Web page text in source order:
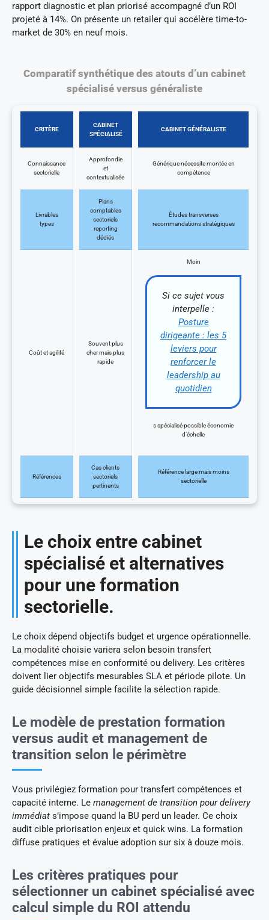
rapport diagnostic et plan priorisé accompagné d’un ROI
projeté à 14%. On présente un retailer qui accélère time-to-
market de 30% en neuf mois.
Comparatif synthétique des atouts d’un cabinet
spécialisé versus généraliste
CRITÈRE
CABINET
SPÉCIALISÉ
CABINET GÉNÉRALISTE
Connaissance
sectorielle
Approfondie
et
contextualisée
Générique nécessite montée en
compétence
Livrables
types
Plans
comptables
sectoriels
reporting
dédiés
Études transverses
recommandations stratégiques
Coût et agilité
Souvent plus
cher mais plus
rapide
Moin
Si ce sujet vous
interpelle :
Posture
dirigeante : les 5
leviers pour
renforcer le
leadership au
quotidien
s spécialisé possible économie
d’échelle
Références
Cas clients
sectoriels
pertinents
Référence large mais moins
sectorielle
Le choix entre cabinet
spécialisé et alternatives
pour une formation
sectorielle.
Le choix dépend objectifs budget et urgence opérationnelle.
La modalité choisie variera selon besoin transfert
compétences mise en conformité ou delivery. Les critères
doivent lier objectifs mesurables SLA et période pilote. Un
guide décisionnel simple facilite la sélection rapide.
Le modèle de prestation formation
versus audit et management de
transition selon le périmètre
Vous privilégiez formation pour transfert compétences et
capacité interne. Le management de transition pour delivery
immédiat s’impose quand la BU perd un leader. Ce choix
audit cible priorisation enjeux et quick wins. La formation
diffuse pratiques et évalue adoption sur six à douze mois.
Les critères pratiques pour
sélectionner un cabinet spécialisé avec
calcul simple du ROI attendu